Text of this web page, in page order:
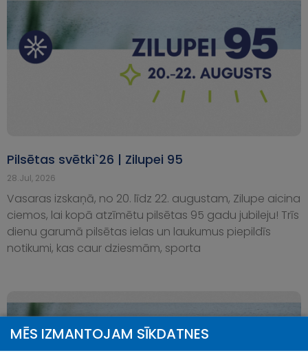
Pilsētas svētki`26 | Zilupei 95
28.Jul, 2026
Vasaras izskaņā, no 20. līdz 22. augustam, Zilupe aicina
ciemos, lai kopā atzīmētu pilsētas 95 gadu jubileju! Trīs
dienu garumā pilsētas ielas un laukumus piepildīs
notikumi, kas caur dziesmām, sporta
MĒS IZMANTOJAM SĪKDATNES